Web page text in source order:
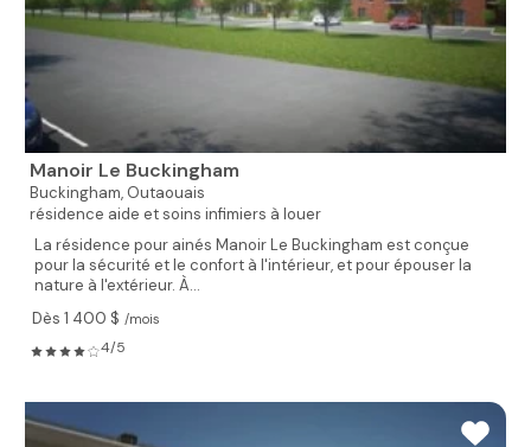
Manoir Le Buckingham
Buckingham, Outaouais
résidence aide et soins infimiers à louer
La résidence pour ainés Manoir Le Buckingham est conçue
pour la sécurité et le confort à l'intérieur, et pour épouser la
nature à l'extérieur. À...
Dès 1 400 $ /mois
4/5